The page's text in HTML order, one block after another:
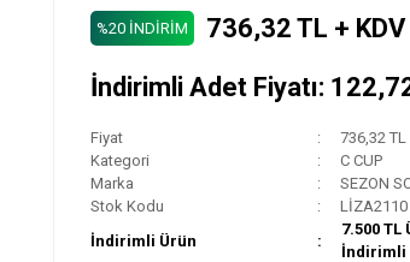
%20 İNDİRİM 736,32 TL + KDV
İndirimli Adet Fiyatı:
Fiyat
736,32 TL
Kategori
C CUP
Marka
SEZON
Stok Kodu
LİZA2110
İndirimli Ürün
7.500
İndirimli